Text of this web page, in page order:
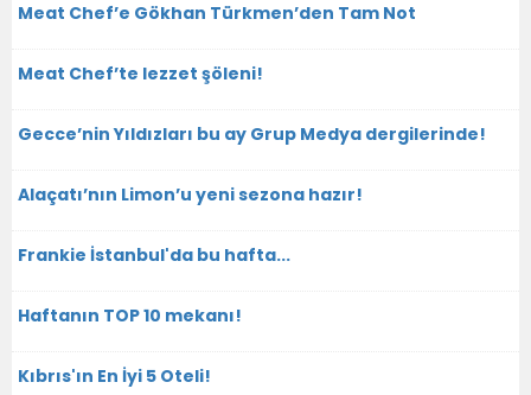
Meat Chef’e Gökhan Türkmen’den Tam Not
Meat Chef’te lezzet şöleni!
Gecce’nin Yıldızları bu ay Grup Medya dergilerinde!
Alaçatı’nın Limon’u yeni sezona hazır!
Frankie İstanbul'da bu hafta...
Haftanın TOP 10 mekanı!
Kıbrıs'ın En İyi 5 Oteli!